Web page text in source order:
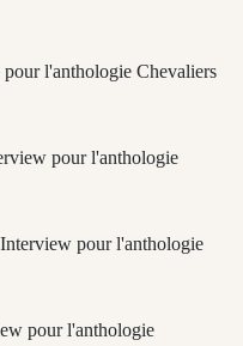
l'anthologie Chevaliers
pour l'anthologie
pour l'anthologie
pour l'anthologie